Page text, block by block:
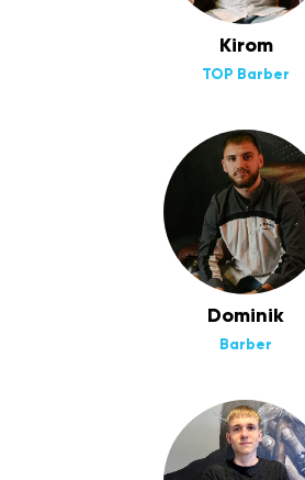
Kirom
TOP Barber
Dominik
Barber